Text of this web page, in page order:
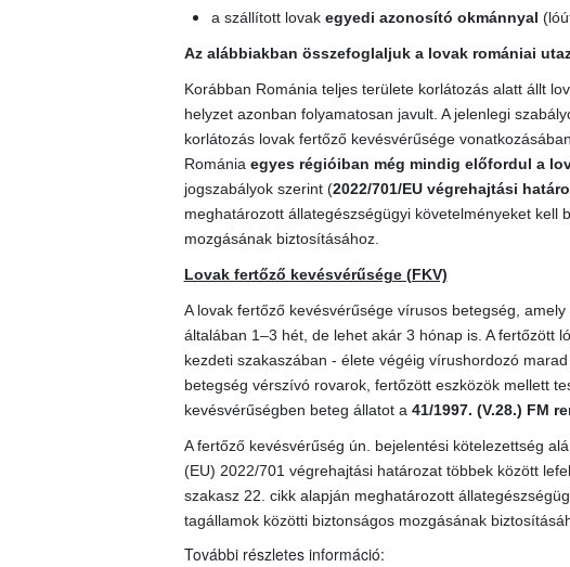
a szállított lovak egyedi azonosító okmánnyal
Az alábbiakban összefoglaljuk a lovak romániai
Korábban Románia teljes területe korlátozás alatt állt
helyzet azonban folyamatosan javult. A jelenlegi
korlátozás lovak fertőző kevésvérűsége
Románia egyes régióiban még mindig előfordul a
jogszabályok szerint (2022/701/EU végrehajtási
meghatározott állategészségügyi követelményeket kell
mozgásának biztosításához.
Lovak fertőző kevésvérűsége (FKV)
A lovak fertőző kevésvérűsége vírusos betegség,
általában 1–3 hét, de lehet akár 3 hónap is. A fertőzött
kezdeti szakaszában - élete végéig vírushordozó
betegség vérszívó rovarok, fertőzött eszközök mellett
kevésvérűségben beteg állatot a 41/1997. (V.28.) FM
A fertőző kevésvérűség ún. bejelentési kötelezettség
(EU) 2022/701 végrehajtási határozat többek között
szakasz 22. cikk alapján meghatározott
tagállamok közötti biztonságos mozgásának
További részletes információ: